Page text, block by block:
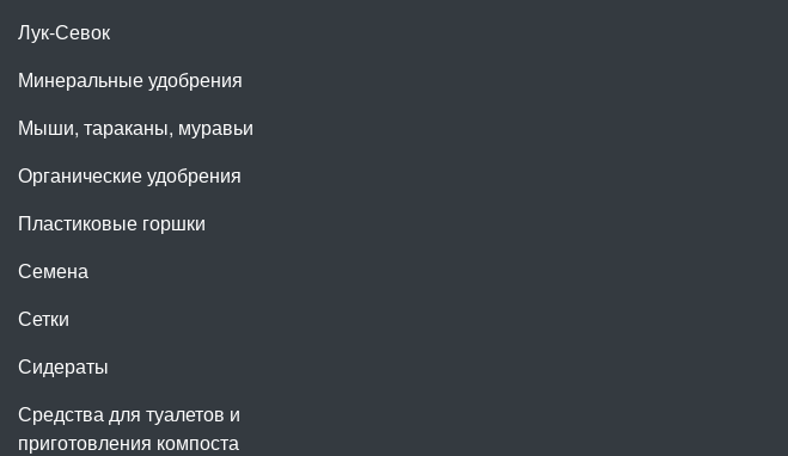
Лук-Севок
Минеральные удобрения
Мыши, тараканы, муравьи
Органические удобрения
Пластиковые горшки
Семена
Сетки
Сидераты
Средства для туалетов и
приготовления компоста